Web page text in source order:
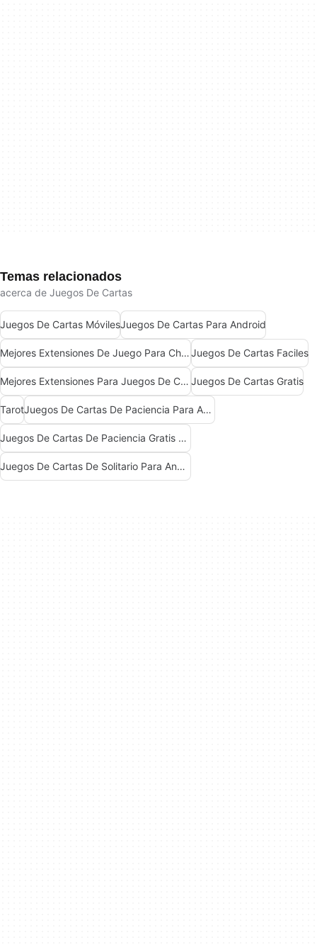
Temas relacionados
acerca de Juegos De Cartas
Juegos De Cartas MóvilesJuegos De Cartas Para Android
Mejores Extensiones De Juego Para ChromeJuegos De Cartas Faciles
Mejores Extensiones Para Juegos De Chrome Juegos De Cartas Gratis
Tarot Juegos De Cartas De Paciencia Para Android
Juegos De Cartas De Paciencia Gratis Para Android
Juegos De Cartas De Solitario Para Android